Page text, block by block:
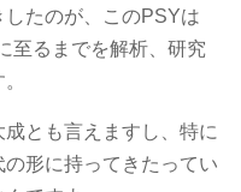
たのが、このPSYは
至るまでを解析、研究
とも言えますし、特に
形に持ってきたってい